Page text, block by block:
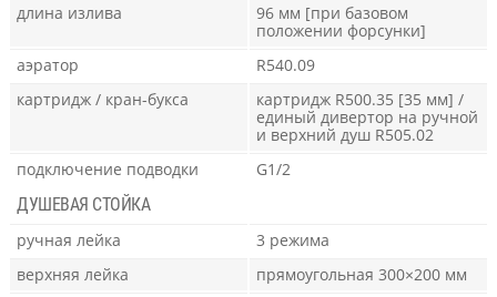
длина излива
96 мм [при базовом
положении форсунки]
аэратор
R540.09
картридж / кран-букса
картридж R500.35 [35 мм] /
единый дивертор на ручной
и верхний душ R505.02
подключение подводки
G1/2
ДУШЕВАЯ СТОЙКА
ручная лейка
3 режима
верхняя лейка
прямоугольная 300×200 мм